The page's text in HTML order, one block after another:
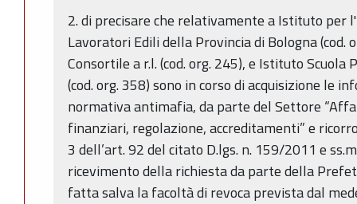
2. di precisare che relativamente a Istituto per
Lavoratori Edili della Provincia di Bologna (cod.
Consortile a r.l. (cod. org. 245), e Istituto Scuola
(cod. org. 358) sono in corso di acquisizione le
normativa antimafia, da parte del Settore
finanziari, regolazione, accreditamenti” e
3 dell’art. 92 del citato D.lgs. n. 159/2011 e
ricevimento della richiesta da parte della
fatta salva la facoltà di revoca prevista dal